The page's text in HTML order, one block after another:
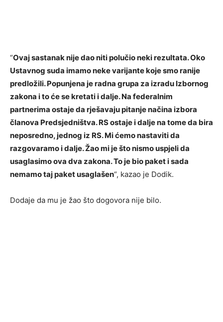
“Ovaj sastanak nije dao niti polučio neki rezultata. Oko
Ustavnog suda imamo neke varijante koje smo ranije
predložili. Popunjena je radna grupa za izradu Izbornog
zakona i to će se kretati i dalje. Na federalnim
partnerima ostaje da rješavaju pitanje načina izbora
članova Predsjedništva. RS ostaje i dalje na tome da bira
neposredno, jednog iz RS. Mi ćemo nastaviti da
razgovaramo i dalje. Žao mi je što nismo uspjeli da
usaglasimo ova dva zakona. To je bio paket i sada
nemamo taj paket usaglašen“, kazao je Dodik.
Dodaje da mu je žao što dogovora nije bilo.